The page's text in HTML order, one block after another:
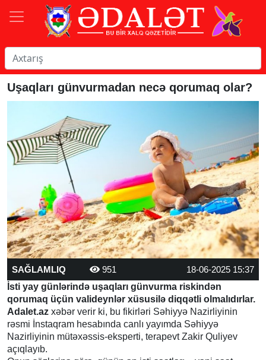
Uşaqları günvurmadan necə qorumaq olar?
SAĞLAMLIQ 951
18-06-2025 15:37
İsti yay günlərində uşaqları günvurma riskindən
qorumaq üçün valideynlər xüsusilə diqqətli olmalıdırlar.
Adalet.az xəbər verir ki, bu fikirləri Səhiyyə Nazirliyinin
rəsmi İnstaqram hesabında canlı yayımda Səhiyyə
Nazirliyinin mütəxəssis-eksperti, terapevt Zakir Quliyev
açıqlayıb.